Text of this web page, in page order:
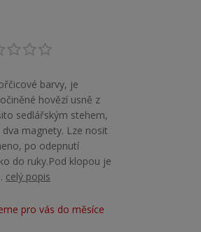
barvy, je
hovězí usně z
sedlářským stehem,
magnety. Lze nosit
po odepnutí
do ruky.Pod klopou je
celý popis
pro vás do měsíce